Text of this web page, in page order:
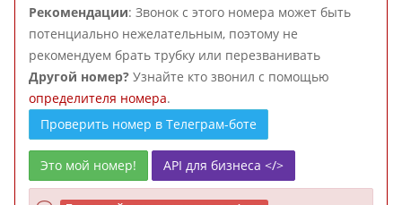
Рекомендации: Звонок с этого номера может быть
потенциально нежелательным, поэтому не
рекомендуем брать трубку или перезванивать
Другой номер? Узнайте кто звонил с помощью
определителя номера.
Проверить номер в Телеграм-боте
Это мой номер! API для бизнеса </>